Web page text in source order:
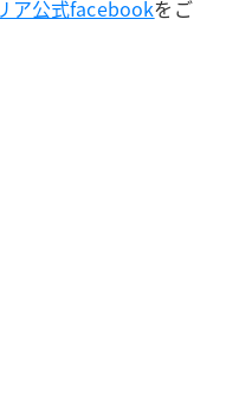
ア公式facebookをご